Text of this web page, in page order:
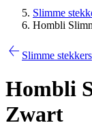
Slimme
Hombli
Slimme stekkers
Hombli
Zwart